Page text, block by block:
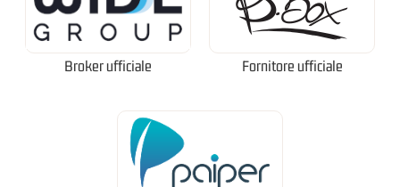
Broker ufficiale Fornitore ufficiale